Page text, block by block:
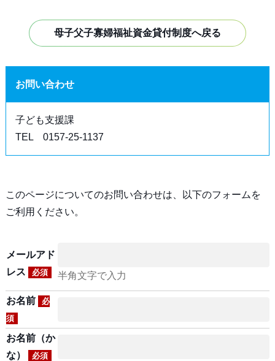
母子父子寡婦福祉資金貸付制度へ戻る
お問い合わせ
子ども支援課
TEL 0157-25-1137
このページについてのお問い合わせは、以下のフォームを
ご利用ください。
メールアド
レス
必須 半角文字で入力
お名前
必
須
お名前（か
な）
必須